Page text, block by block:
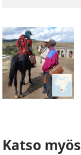
Katso myös